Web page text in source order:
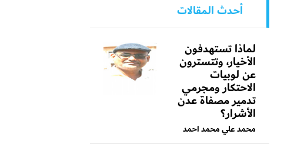
أحدث المقالات
لماذا تستهدفون
الأخيار، وتتسترون
عن لوبيات
الاحتكار ومجرمي
تدمير مصفاة عدن
الأشرار؟
محمد علي محمد احمد